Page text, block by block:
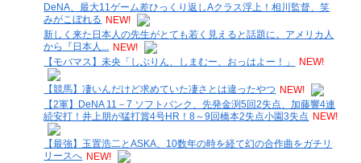
DeNA、最大11ゲーム差ひっくり返しAクラス浮上！相川監督、笑
みがこぼれる NEW!
新しく来た日本人の先生がとても若く見えると話題に。アメリカ人
から『日本人... NEW!
【モバマス】未央「しぶりん、しまむー、おっはよー！」
NEW!
【競馬】凄いんだけど求めていた凄さとは違ったやつ NEW!
【2軍】DeNA 11－7 ソフトバンク、先発金渕5回2失点、加藤響4連
続安打！井上朋が猛打賞4号HR！8～9回橋本2失点小園3失点 NEW!
【最強】玉置浩二とASKA、10数年の時を経て幻の合作曲をガチリ
リースへ NEW!